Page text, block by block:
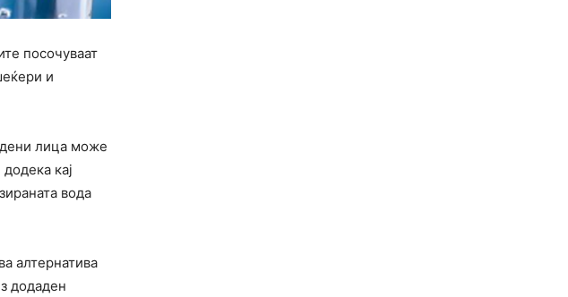
посочуваат
и
лица може
кај
вода
алтернатива
додаден